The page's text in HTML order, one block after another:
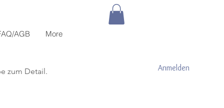
AGB More
zum Detail. Anmelden